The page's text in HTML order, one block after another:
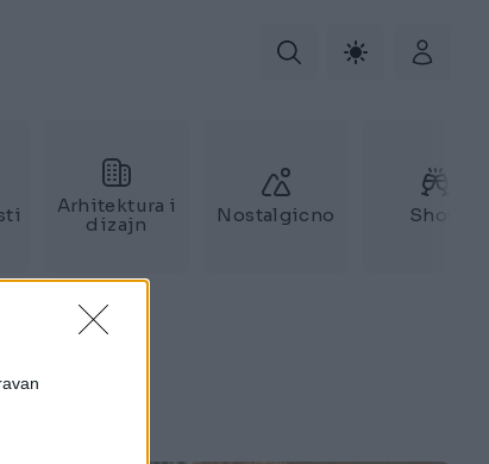
Arhitektura i
dizajn
Nostalgicno Show